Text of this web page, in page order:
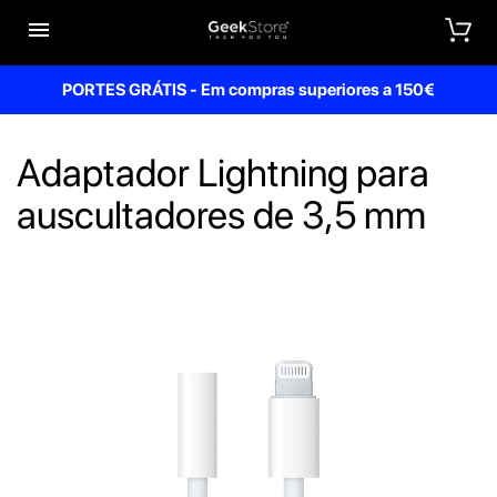

PORTES GRÁTIS - Em compras superiores a 150€
Adaptador Lightning para
auscultadores de 3,5 mm